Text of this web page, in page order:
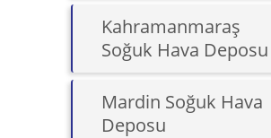
Kahramanmaraş
Soğuk Hava Deposu
Mardin Soğuk Hava
Deposu